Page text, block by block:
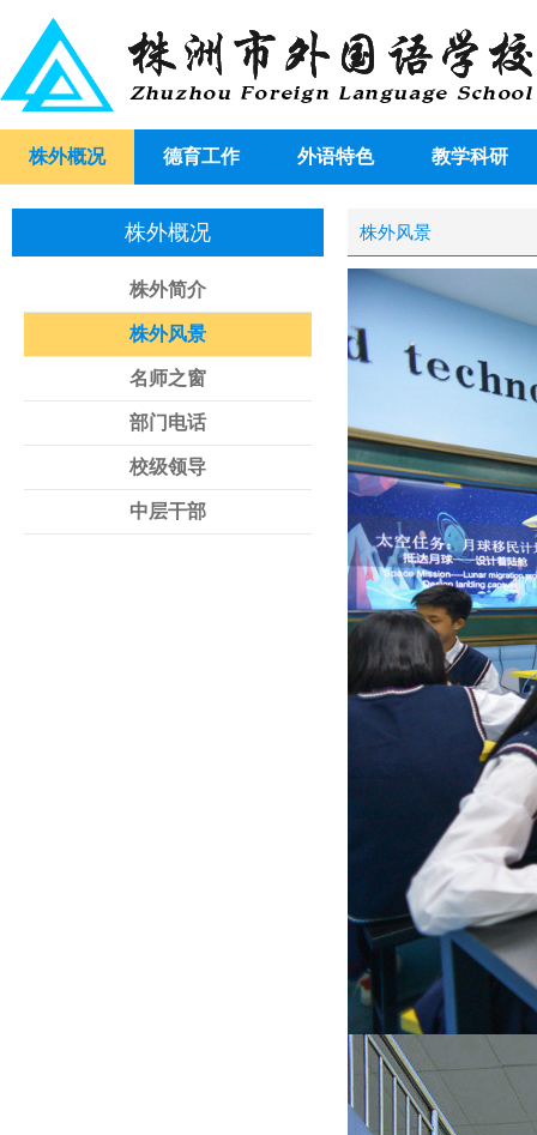
株外概况 德育工作 外语特色 教学科研
株外概况
株外简介
株外风景
名师之窗
部门电话
校级领导
中层干部
株外风景